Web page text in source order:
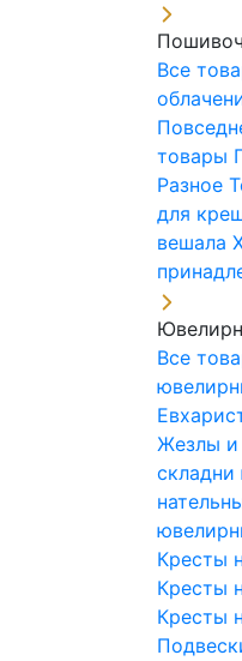
Все
товары
Разное
для
вешала
Все
Жезлы и
Кресты
Кресты
Кресты